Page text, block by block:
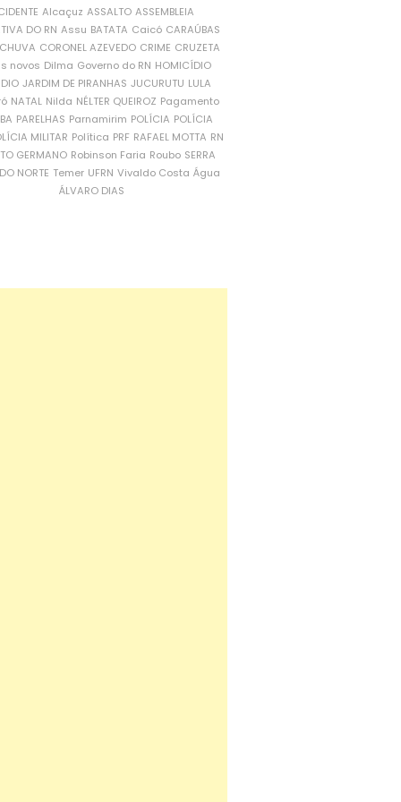
Alcaçuz ASSALTO ASSEMBLEIA
DO RN Assu BATATA Caicó CARAÚBAS
CORONEL AZEVEDO CRIME CRUZETA
novos Dilma Governo do RN HOMICÍDIO
JARDIM DE PIRANHAS JUCURUTU LULA
NATAL Nilda NÉLTER QUEIROZ Pagamento
PARELHAS Parnamirim POLÍCIA POLÍCIA
MILITAR Política PRF RAFAEL MOTTA RN
GERMANO Robinson Faria Roubo SERRA
NORTE Temer UFRN Vivaldo Costa Água
ÁLVARO DIAS